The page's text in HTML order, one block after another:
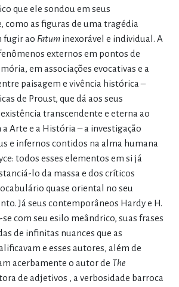
que ele sondou em seus
como as figuras de uma tragédia
fugir ao Fatuminexorável e individual. A
externos em pontos de
em associações evocativas e a
paisagem e vivência histórica –
de Proust, que dá aos seus
transcendente e eterna ao
Arte e a História – a investigação
e infernos contidos na alma humana
todos esses elementos em si já
lo da massa e dos críticos
quase oriental no seu
Já seus contemporâneos Hardy e H.
com seu esilo meândrico, suas frases
de infinitas nuances que as
e esses autores, além de
acerbamente o autor de The
de adjetivos , a verbosidade barroca